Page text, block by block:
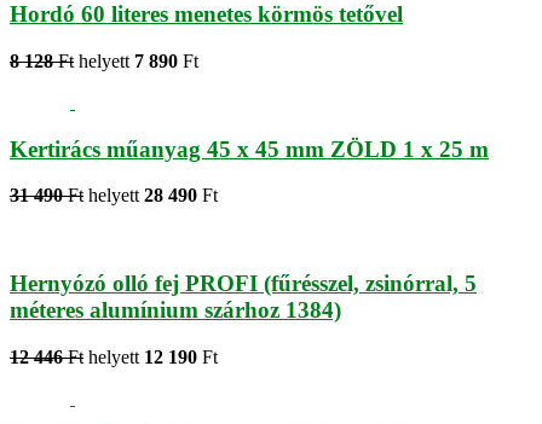
Hordó 60 literes menetes körmös tetővel
8 128 Ft helyett 7 890 Ft
Kertirács műanyag 45 x 45 mm ZÖLD 1 x 25 m
31 490 Ft helyett 28 490 Ft
Hernyózó olló fej PROFI (fűrésszel, zsinórral, 5
méteres alumínium szárhoz 1384)
12 446 Ft helyett 12 190 Ft